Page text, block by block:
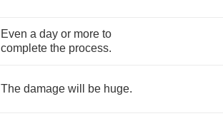
Even a day or more to
complete the process.
The damage will be huge.